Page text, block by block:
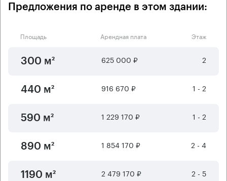
Предложения по аренде в этом здании:
Площадь Арендная плата Этаж
300 м² 625 000 ₽ 2
440 м² 916 670 ₽ 1 - 2
590 м² 1 229 170 ₽ 1 - 2
890 м² 1 854 170 ₽ 2 - 4
1190 м² 2 479 170 ₽ 2 - 5